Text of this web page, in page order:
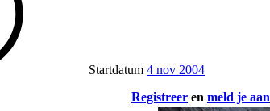
Startdatum 4 nov 2004
Registreer en meld je aan